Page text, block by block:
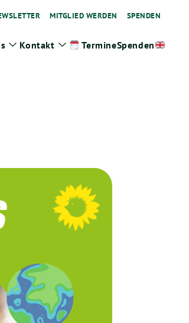
MITGLIED WERDEN SPENDEN
Zeige
Kontakt ZeigeTermineSpenden